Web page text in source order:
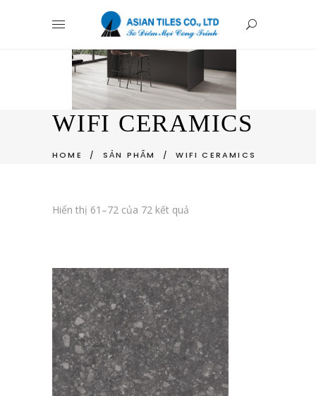
WIFI CERAMICS
HOME / SẢN PHẨM /WIFI CERAMICS
Hiển thị 61–72 của 72 kết quả